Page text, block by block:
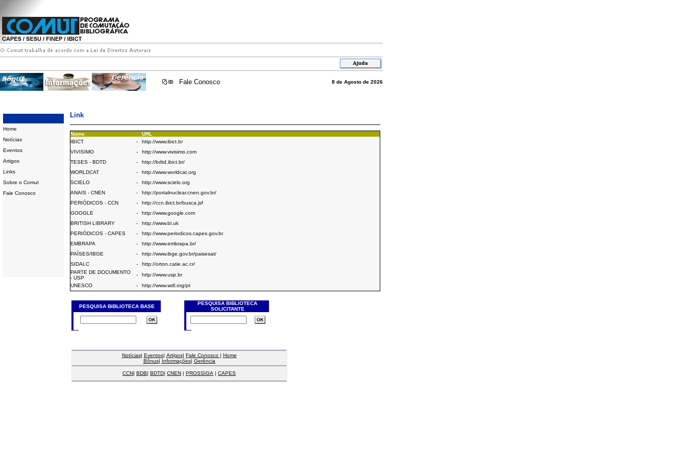
Fale Conosco 8 de Agosto de 2026
Home
Notícias
Eventos
Artigos
Links
Sobre o Comut
Fale Conosco
Link
Nome
URL
IBICT
-
http://www.ibict.br
VIVISIMO
-
http://www.vivisimo.com
TESES - BDTD
-
http://bdtd.ibict.br/
WORLDCAT
-
http://www.worldcat.org
SCIELO
-
http://www.scielo.org
ANAIS - CNEN
-
http://portalnuclear.cnen.gov.br/
PERIÓDICOS - CCN
-
http://ccn.ibict.br/busca.jsf
GOOGLE
-
http://www.google.com
BRITISH LIBRARY
-
http://www.bl.uk
PERIÓDICOS - CAPES
-
http://www.periodicos.capes.gov.br
EMBRAPA
-
http://www.embrapa.br/
PAÍSES/IBGE
-
http://www.ibge.gov.br/paisesat/
SIDALC
-
http://orton.catie.ac.cr/
PARTE DE DOCUMENTO
- USP
-
http://www.usp.br
UNESCO
- http://www.wdl.org/pt
PESQUISA BIBLIOTECA BASE
PESQUISA BIBLIOTECA
SOLICITANTE
Notícias| Eventos| Artigos| Fale Conosco | Home
Bônus| Informações| Gerência
CCN| BDB| BDTD| CNEN | PROSSIGA | CAPES